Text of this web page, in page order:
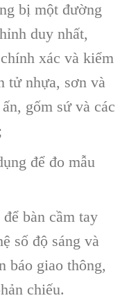
bị một đường
duy nhất,
xác và kiểm
tử nhựa, sơn và
gốm sứ và các
để đo mẫu
bàn cầm tay
số độ sáng và
báo giao thông,
chiếu.